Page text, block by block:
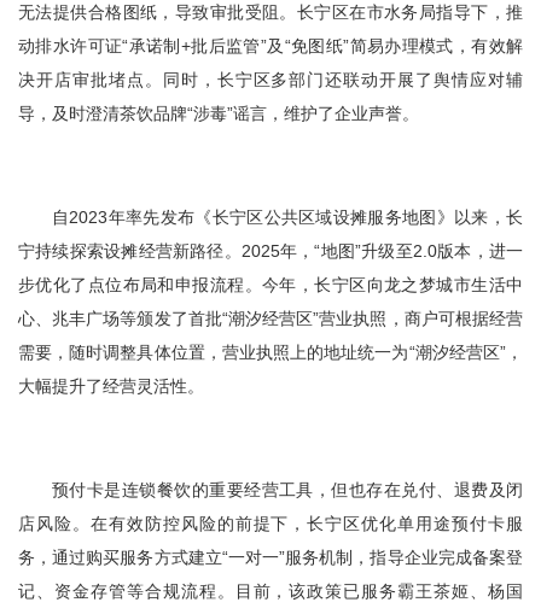
无法提供合格图纸，导致审批受阻。长宁区在市水务局指导下，推
动排水许可证“承诺制+批后监管”及“免图纸”简易办理模式，有效解
决开店审批堵点。同时，长宁区多部门还联动开展了舆情应对辅
导，及时澄清茶饮品牌“涉毒”谣言，维护了企业声誉。
自2023年率先发布《长宁区公共区域设摊服务地图》以来，长
宁持续探索设摊经营新路径。2025年，“地图”升级至2.0版本，进一
步优化了点位布局和申报流程。今年，长宁区向龙之梦城市生活中
心、兆丰广场等颁发了首批“潮汐经营区”营业执照，商户可根据经营
需要，随时调整具体位置，营业执照上的地址统一为“潮汐经营区”，
大幅提升了经营灵活性。
预付卡是连锁餐饮的重要经营工具，但也存在兑付、退费及闭
店风险。在有效防控风险的前提下，长宁区优化单用途预付卡服
务，通过购买服务方式建立“一对一”服务机制，指导企业完成备案登
记、资金存管等合规流程。目前，该政策已服务霸王茶姬、杨国